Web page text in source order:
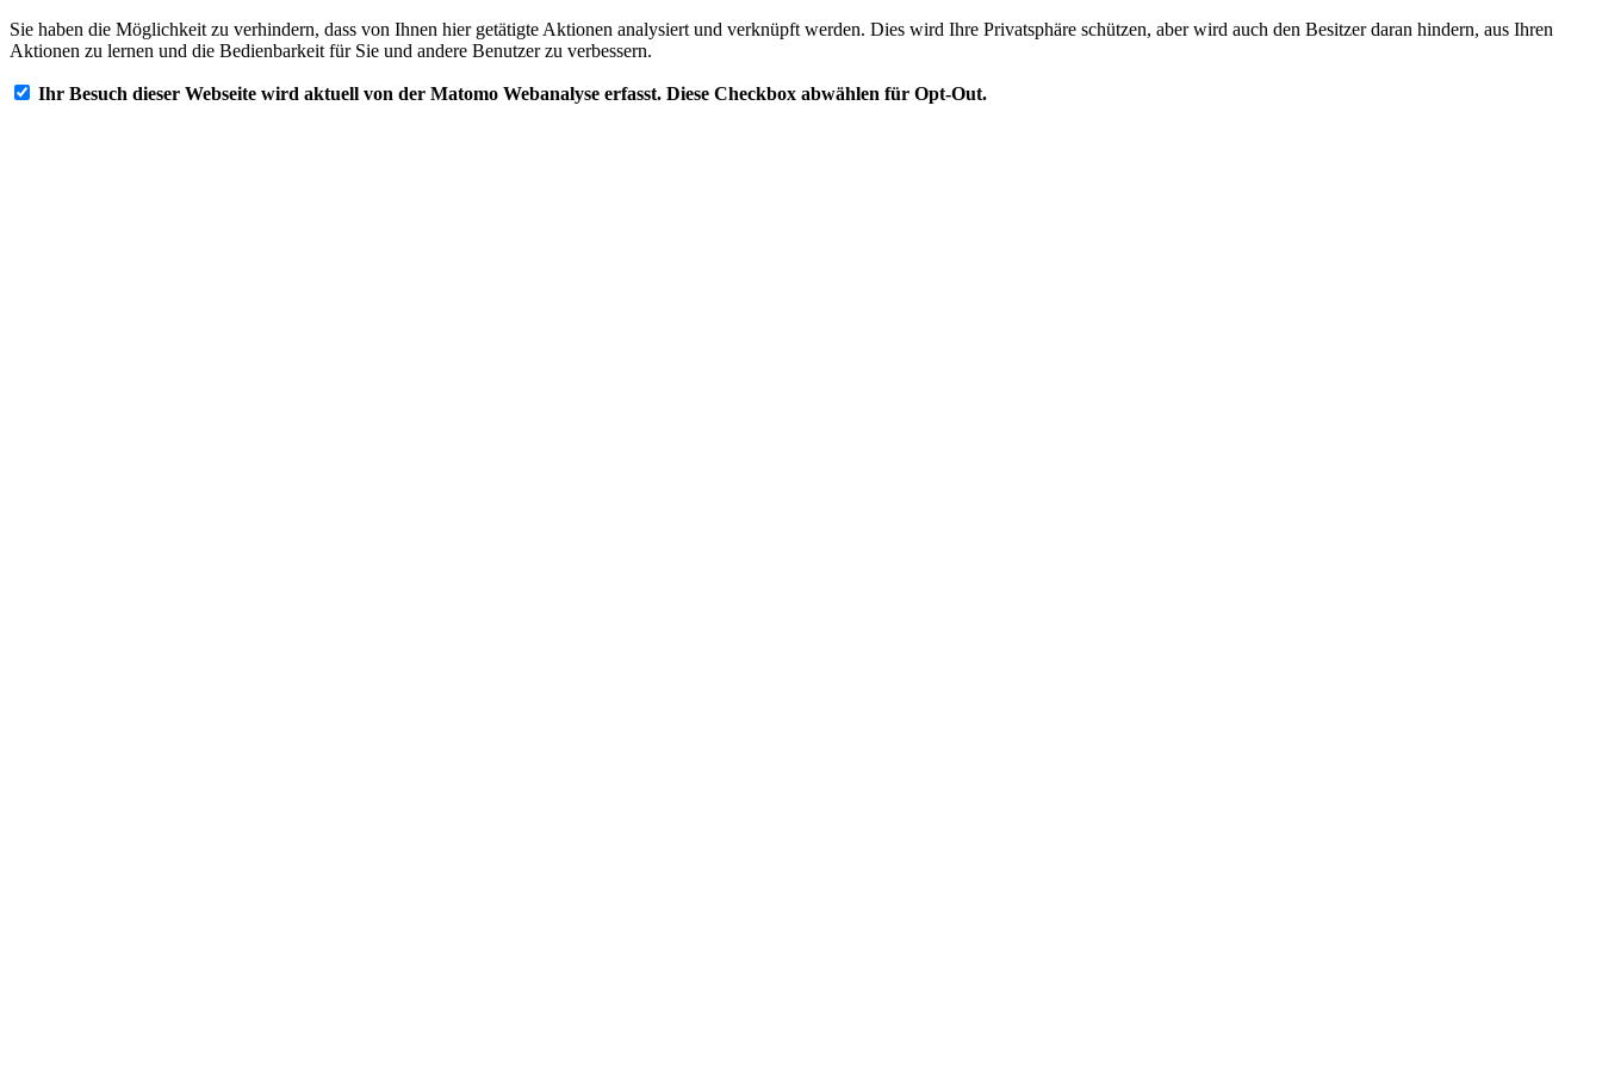
Sie haben die Möglichkeit zu verhindern, dass von Ihnen hier getätigte Aktionen analysiert und verknüpft werden. Dies wird Ihre Privatsphäre schützen, aber wird auch den Besitzer daran hindern, aus Ihren
Aktionen zu lernen und die Bedienbarkeit für Sie und andere Benutzer zu verbessern.
Ihr Besuch dieser Webseite wird aktuell von der Matomo Webanalyse erfasst. Diese Checkbox abwählen für Opt-Out.